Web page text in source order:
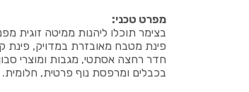
מפרט טכני:
בצימר תוכלו ליהנות ממיטה זוגית
פינת מטבח מאובזרת במדויק, פינת
חדר רחצה אסתטי, מגבות ומוצרי
בכבלים ומרפסת נוף פרטית, חלומית.